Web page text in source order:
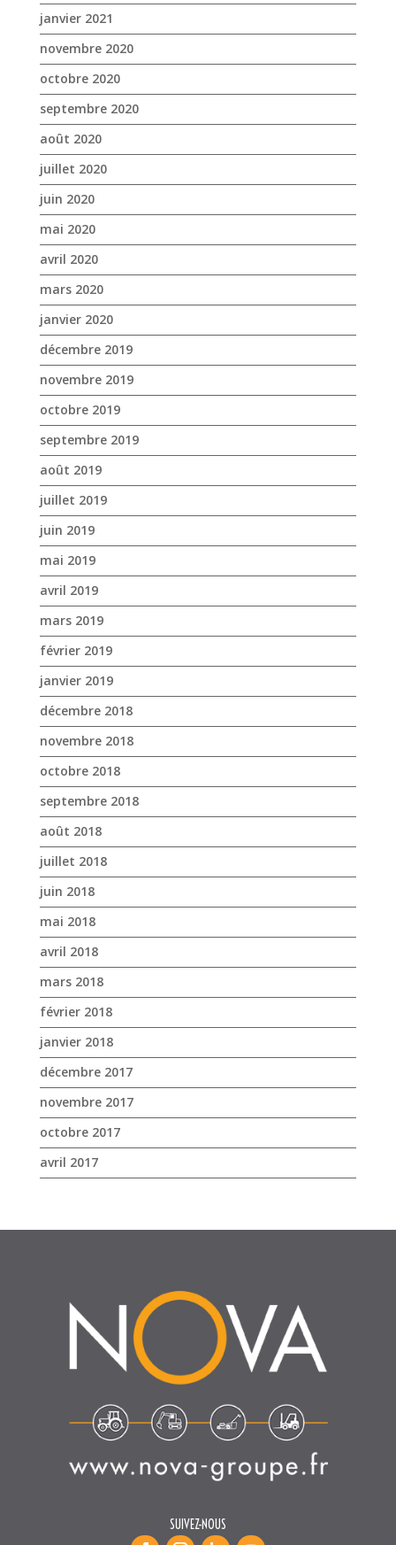
janvier 2021
novembre 2020
octobre 2020
septembre 2020
août 2020
juillet 2020
juin 2020
mai 2020
avril 2020
mars 2020
janvier 2020
décembre 2019
novembre 2019
octobre 2019
septembre 2019
août 2019
juillet 2019
juin 2019
mai 2019
avril 2019
mars 2019
février 2019
janvier 2019
décembre 2018
novembre 2018
octobre 2018
septembre 2018
août 2018
juillet 2018
juin 2018
mai 2018
avril 2018
mars 2018
février 2018
janvier 2018
décembre 2017
novembre 2017
octobre 2017
avril 2017
SUIVEZ-NOUS